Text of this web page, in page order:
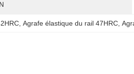
Agrafe élastique du rail 47HRC